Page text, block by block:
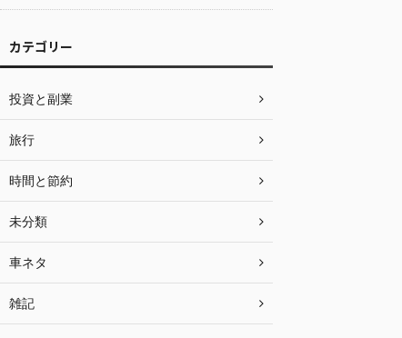
カテゴリー
投資と副業
旅行
時間と節約
未分類
車ネタ
雑記